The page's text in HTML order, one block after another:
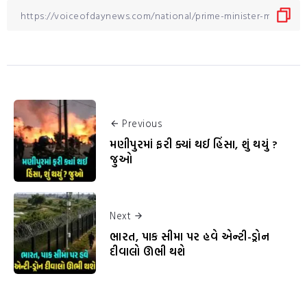
Previous
મણીપુરમાં ફરી ક્યાં થઈ હિંસા, શું થયું ?
જુઓ
Next
ભારત, પાક સીમા પર હવે એન્ટી-ડ્રોન
દીવાલો ઊભી થશે